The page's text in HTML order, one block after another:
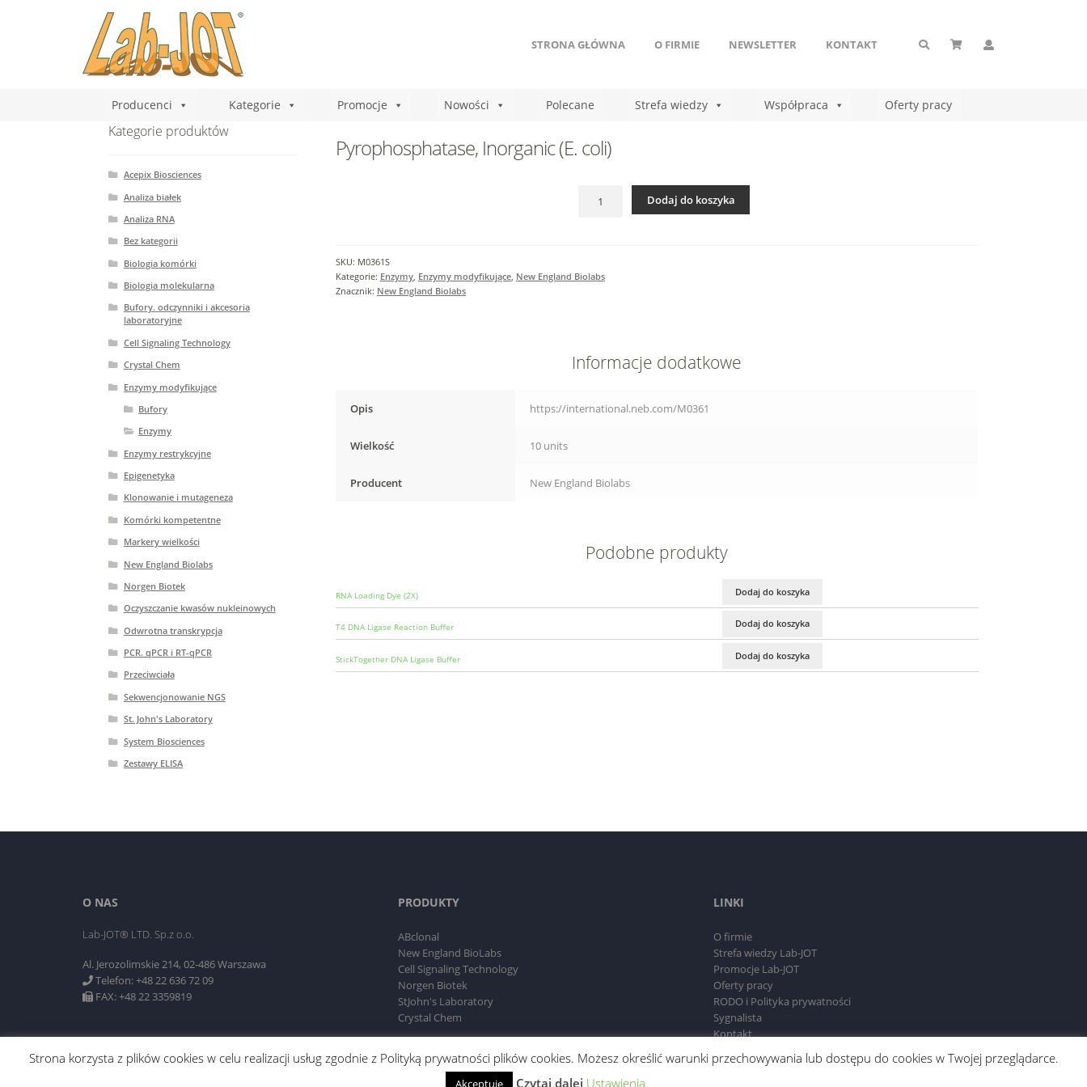
STRONA GŁÓWNA O FIRMIE NEWSLETTER KONTAKT
Producenci Kategorie Promocje Nowości Polecane Strefa wiedzy Współpraca Oferty pracy
Pyrophosphatase, Inorganic (E. coli)
Pyrophosphatase,
Dodaj do koszyka
SKU: M0361S
Kategorie: Enzymy, Enzymy modyfikujące, New England Biolabs
Znacznik: New England Biolabs
Informacje dodatkowe
Opis https://international.neb.com/M0361
Wielkość 10 units
Producent New England Biolabs
Podobne produkty
RNA Loading Dye (2X) Dodaj do koszyka
T4 DNA Ligase Reaction Buffer Dodaj do koszyka
StickTogether DNA Ligase Buffer Dodaj do koszyka
Kategorie produktów
Acepix Biosciences
Analiza białek
Analiza RNA
Bez kategorii
Biologia komórki
Biologia molekularna
Bufory. odczynniki i akcesoria
laboratoryjne
Cell Signaling Technology
Crystal Chem
Enzymy modyfikujące
Bufory
Enzymy
Enzymy restrykcyjne
Epigenetyka
Klonowanie i mutageneza
Komórki kompetentne
Markery wielkości
New England Biolabs
Norgen Biotek
Oczyszczanie kwasów nukleinowych
Odwrotna transkrypcja
PCR. qPCR i RT-qPCR
Przeciwciała
Sekwencjonowanie NGS
St. John's Laboratory
System Biosciences
Zestawy ELISA
O NAS
Lab-JOT® LTD. Sp.z o.o.
Al. Jerozolimskie 214, 02-486 Warszawa
Telefon: +48 22 636 72 09
FAX: +48 22 3359819
PRODUKTY
ABclonal
New England BioLabs
Cell Signaling Technology
Norgen Biotek
StJohn's Laboratory
Crystal Chem
LINKI
O firmie
Strefa wiedzy Lab-JOT
Promocje Lab-JOT
Oferty pracy
RODO i Polityka prywatności
Sygnalista
Kontakt
Strona korzysta z plików cookies w celu realizacji usług zgodnie z Polityką prywatności plików cookies. Możesz określić warunki przechowywania lub dostępu do cookies w Twojej przeglądarce.
Akceptuję Czytaj dalej Ustawienia